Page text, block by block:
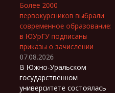
Более 2000
первокурсников выбрали
современное образование:
в ЮУрГУ подписаны
приказы о зачислении
07.08.2026
В Южно-Уральском
государственном
университете состоялась